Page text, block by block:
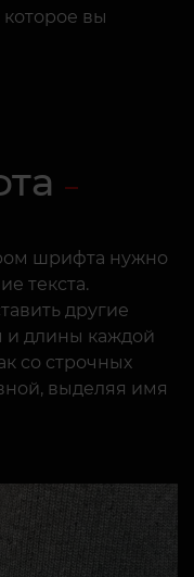
которое вы
шрифта нужно
текста.
другие
и длины каждой
со строчных
выделяя имя